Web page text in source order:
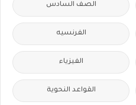
الصف السادس
الفرنسيه
الفيزياء
القواعد النحوية